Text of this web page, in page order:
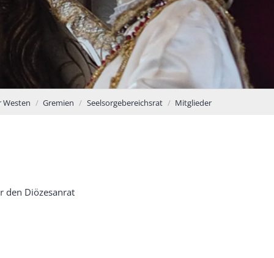
Westen Gremien Seelsorgebereichsrat Mitglieder
den Diözesanrat